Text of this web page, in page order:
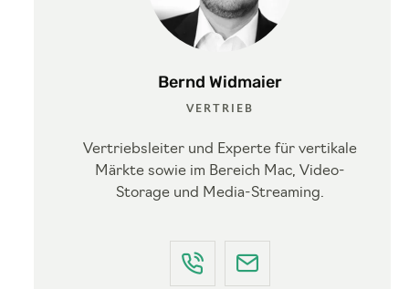
Bernd Widmaier
VERTRIEB
Vertriebsleiter und Experte für vertikale
Märkte sowie im Bereich Mac, Video-
Storage und Media-Streaming.